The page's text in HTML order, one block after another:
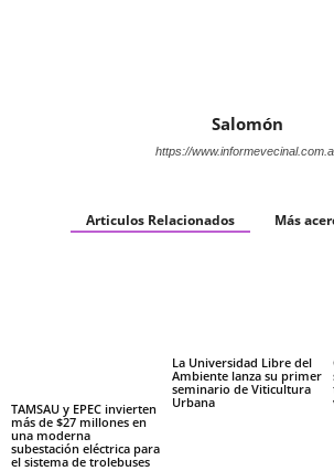
Salomón
https://
Articulos Relacionados Más
TAMSAU y EPEC invierten
más de $27 millones en
una moderna
subestación eléctrica para
el sistema de trolebuses
La Universidad Libre del
Ambiente lanza su primer
seminario de Viticultura
Urbana